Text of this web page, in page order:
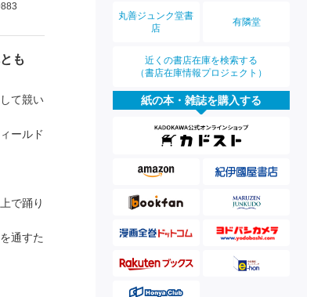
も
て競い
ールド
で踊り
通すた
丸善ジュンク堂書
店
有隣堂
近くの書店在庫を検索する
（書店在庫情報プロジェクト）
紙の本・雑誌を購入する